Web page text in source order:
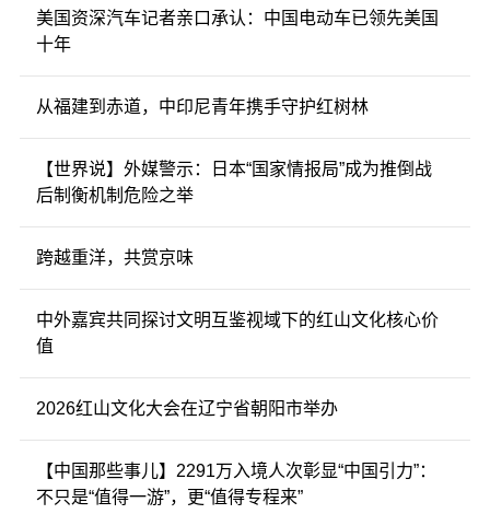
美国资深汽车记者亲口承认：中国电动车已领先美国
十年
从福建到赤道，中印尼青年携手守护红树林
【世界说】外媒警示：日本“国家情报局”成为推倒战
后制衡机制危险之举
跨越重洋，共赏京味
中外嘉宾共同探讨文明互鉴视域下的红山文化核心价
值
2026红山文化大会在辽宁省朝阳市举办
【中国那些事儿】2291万入境人次彰显“中国引力”：
不只是“值得一游”，更“值得专程来”